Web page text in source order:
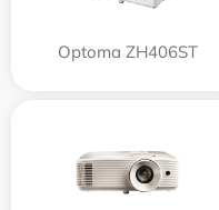
Optoma ZH406ST